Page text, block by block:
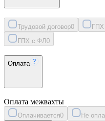
Трудовой договор0
ГПХ с ФЛ 0
Оплата
Оплата межвахты
Оплачивается0 Не